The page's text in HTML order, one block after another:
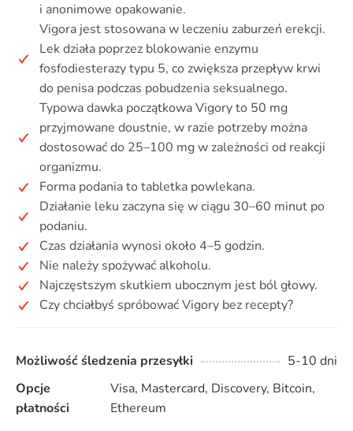
i anonimowe opakowanie.
Vigora jest stosowana w leczeniu zaburzeń erekcji.
Lek działa poprzez blokowanie enzymu
fosfodiesterazy typu 5, co zwiększa przepływ krwi
do penisa podczas pobudzenia seksualnego.
Typowa dawka początkowa Vigory to 50 mg
przyjmowane doustnie, w razie potrzeby można
dostosować do 25–100 mg w zależności od reakcji
organizmu.
Forma podania to tabletka powlekana.
Działanie leku zaczyna się w ciągu 30–60 minut po
podaniu.
Czas działania wynosi około 4–5 godzin.
Nie należy spożywać alkoholu.
Najczęstszym skutkiem ubocznym jest ból głowy.
Czy chciałbyś spróbować Vigory bez recepty?
Możliwość śledzenia przesyłki
5-10 dni
Opcje
płatności
Visa, Mastercard, Discovery, Bitcoin,
Ethereum